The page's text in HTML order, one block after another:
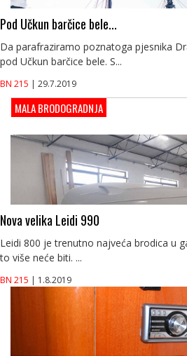
Pod Učkun barčice bele...
Da parafraziramo poznatoga pjesnika
pod Učkun barčice bele. S...
BN 215 | 29.7.2019
MALA BRODOGRADNJA
Nova velika Leidi 990
Leidi 800 je trenutno najveća brodica u
to više neće biti. ...
BN 215 | 1.8.2019